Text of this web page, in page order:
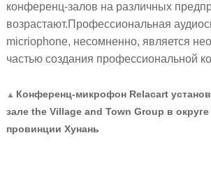
конференц-залов на различных
возрастают.Профессиональная
micriophone, несомненно, является
частью создания профессиональной
▲ Конференц-микрофон Relacart
зале the Village and Town Group в
провинции Хунань